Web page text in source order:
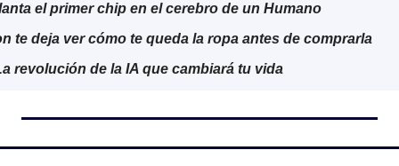
el primer chip en el cerebro de un Humano
te deja ver cómo te queda la ropa antes de comprarla
revolución de la IA que cambiará tu vida